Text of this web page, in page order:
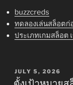
buzzcreds
ทดลองเล่นสล็อตก่
ประเภทเกมสล็อต
POSTED
ON
JULY 5, 2026